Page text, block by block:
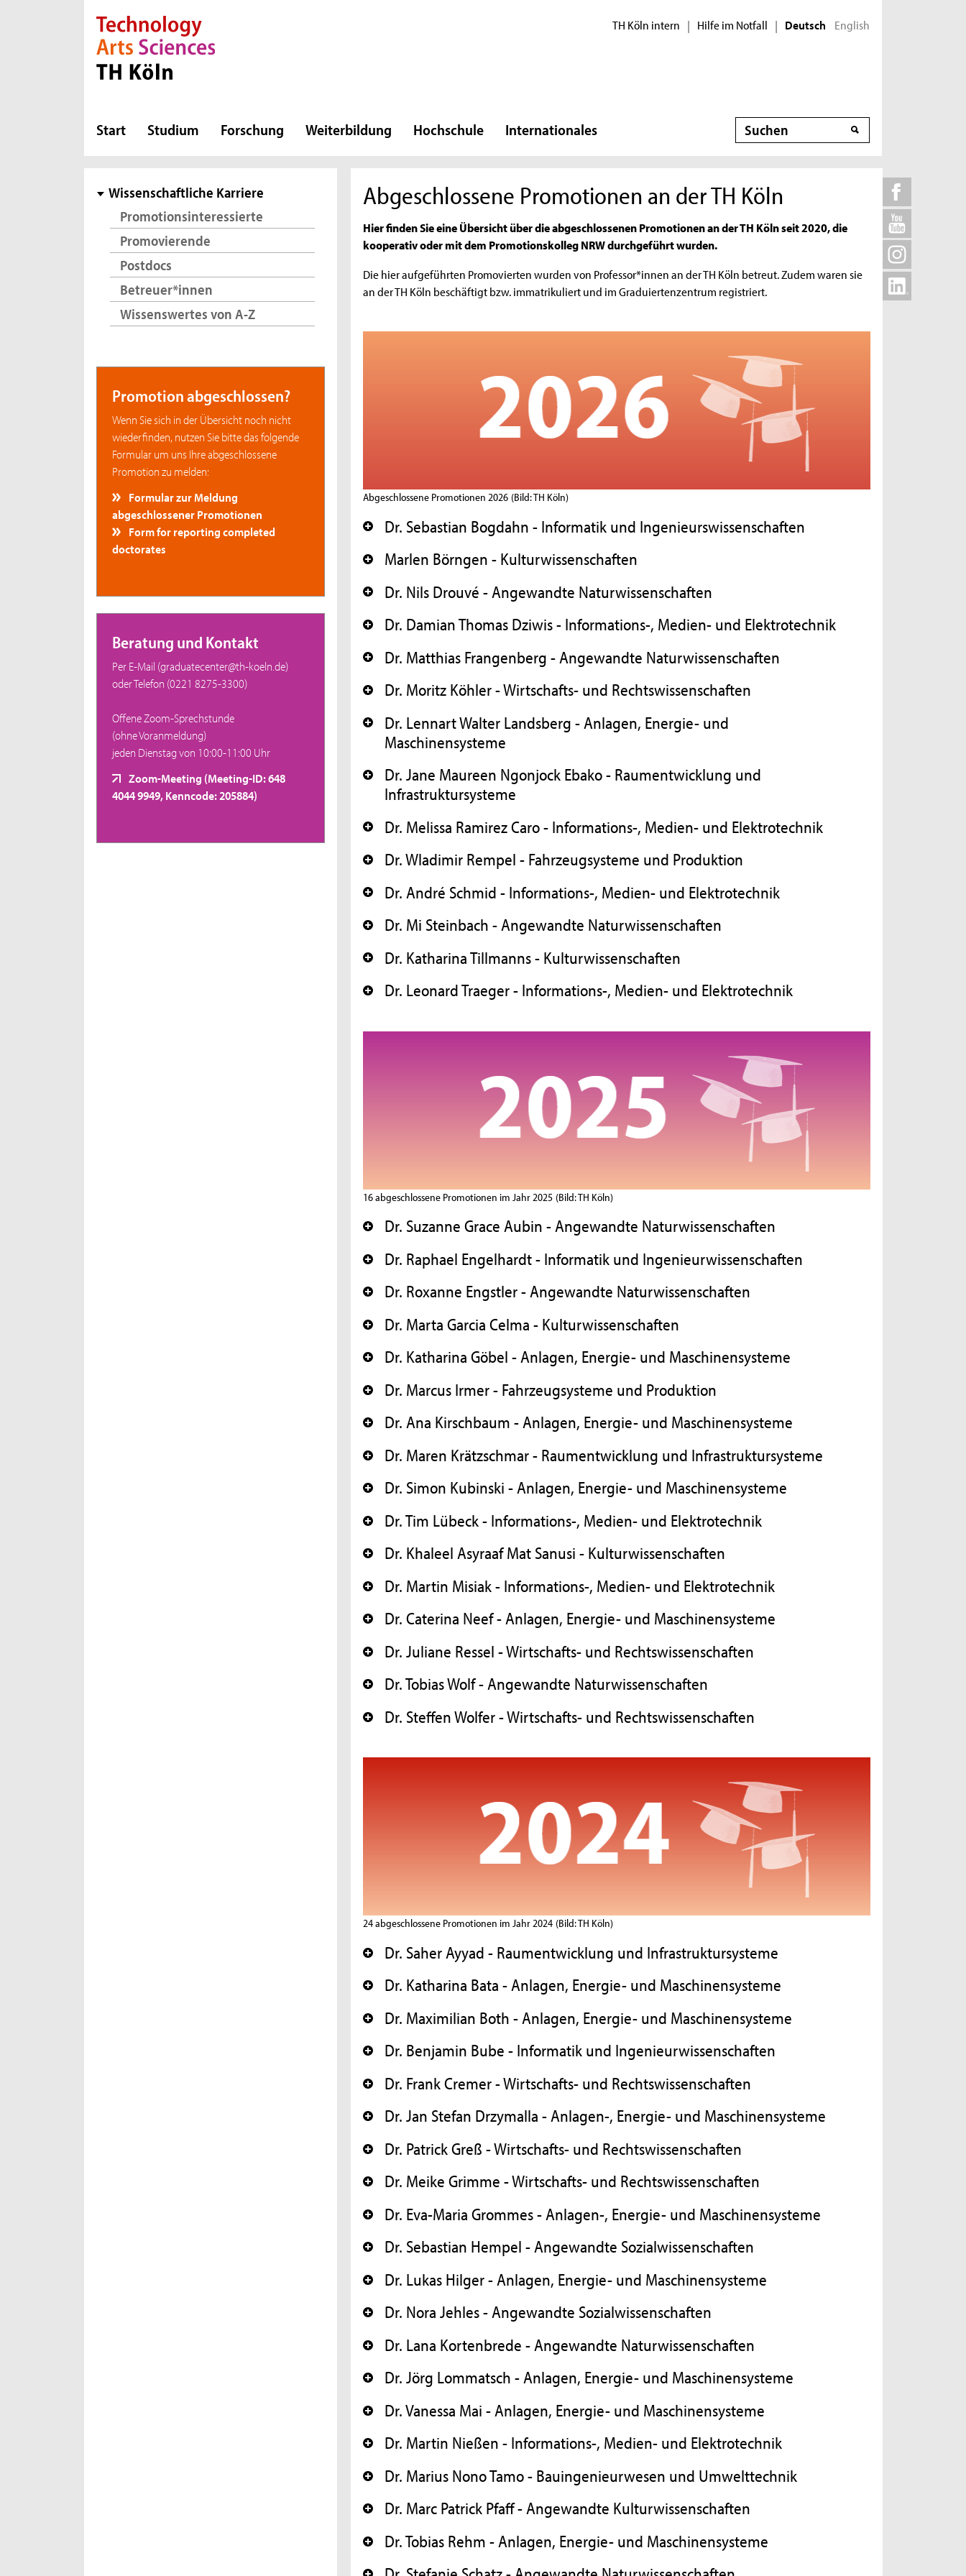
Direkt zur Hauptnavigation
Direkt zur Subnavigation
Direkt zum Inhalt
Direkt zum Fußbereich TH Köln intern | Hilfe im Notfall | Deutsch English
Start Studium Forschung Weiterbildung Hochschule Internationales Suche
Subnavigation
Wissenschaftliche Karriere
Promotionsinteressierte
Promovierende
Postdocs
Betreuer*innen
Wissenswertes von A-Z
Promotion abgeschlossen?
Wenn Sie sich in der Übersicht noch nicht
wiederfinden, nutzen Sie bitte das folgende
Formular um uns Ihre abgeschlossene
Promotion zu melden:
Formular zur Meldung
abgeschlossener Promotionen
Form for reporting completed
doctorates
Beratung und Kontakt
Per E-Mail (graduatecenter@th-koeln.de)
oder Telefon (0221 8275-3300)
Offene Zoom-Sprechstunde
(ohne Voranmeldung)
jeden Dienstag von 10:00-11:00 Uhr
Zoom-Meeting (Meeting-ID: 648
4044 9949, Kenncode: 205884)
Abgeschlossene Promotionen an der TH Köln
Hier finden Sie eine Übersicht über die abgeschlossenen Promotionen an der TH Köln seit 2020, die
kooperativ oder mit dem Promotionskolleg NRW durchgeführt wurden.
Die hier aufgeführten Promovierten wurden von Professor*innen an der TH Köln betreut. Zudem waren sie
an der TH Köln beschäftigt bzw. immatrikuliert und im Graduiertenzentrum registriert.
Abgeschlossene Promotionen 2026 (Bild: TH Köln)
+
Dr. Sebastian Bogdahn - Informatik und Ingenieurswissenschaften
+
Marlen Börngen - Kulturwissenschaften
+
Dr. Nils Drouvé - Angewandte Naturwissenschaften
+
Dr. Damian Thomas Dziwis - Informations-, Medien- und Elektrotechnik
+
Dr. Matthias Frangenberg - Angewandte Naturwissenschaften
+
Dr. Moritz Köhler - Wirtschafts- und Rechtswissenschaften
+
Dr. Lennart Walter Landsberg - Anlagen, Energie- und
Maschinensysteme
+
Dr. Jane Maureen Ngonjock Ebako - Raumentwicklung und
Infrastruktursysteme
+
Dr. Melissa Ramirez Caro - Informations-, Medien- und Elektrotechnik
+
Dr. Wladimir Rempel - Fahrzeugsysteme und Produktion
+
Dr. André Schmid - Informations-, Medien- und Elektrotechnik
+
Dr. Mi Steinbach - Angewandte Naturwissenschaften
+
Dr. Katharina Tillmanns - Kulturwissenschaften
+
Dr. Leonard Traeger - Informations-, Medien- und Elektrotechnik
16 abgeschlossene Promotionen im Jahr 2025 (Bild: TH Köln)
+
Dr. Suzanne Grace Aubin - Angewandte Naturwissenschaften
+
Dr. Raphael Engelhardt - Informatik und Ingenieurwissenschaften
+
Dr. Roxanne Engstler - Angewandte Naturwissenschaften
+
Dr. Marta Garcia Celma - Kulturwissenschaften
+
Dr. Katharina Göbel - Anlagen, Energie- und Maschinensysteme
+
Dr. Marcus Irmer - Fahrzeugsysteme und Produktion
+
Dr. Ana Kirschbaum - Anlagen, Energie- und Maschinensysteme
+
Dr. Maren Krätzschmar - Raumentwicklung und Infrastruktursysteme
+
Dr. Simon Kubinski - Anlagen, Energie- und Maschinensysteme
+
Dr. Tim Lübeck - Informations-, Medien- und Elektrotechnik
+
Dr. Khaleel Asyraaf Mat Sanusi - Kulturwissenschaften
+
Dr. Martin Misiak - Informations-, Medien- und Elektrotechnik
+
Dr. Caterina Neef - Anlagen, Energie- und Maschinensysteme
+
Dr. Juliane Ressel - Wirtschafts- und Rechtswissenschaften
+
Dr. Tobias Wolf - Angewandte Naturwissenschaften
+
Dr. Steffen Wolfer - Wirtschafts- und Rechtswissenschaften
24 abgeschlossene Promotionen im Jahr 2024 (Bild: TH Köln)
+
Dr. Saher Ayyad - Raumentwicklung und Infrastruktursysteme
+
Dr. Katharina Bata - Anlagen, Energie- und Maschinensysteme
+
Dr. Maximilian Both - Anlagen, Energie- und Maschinensysteme
+
Dr. Benjamin Bube - Informatik und Ingenieurwissenschaften
+
Dr. Frank Cremer - Wirtschafts- und Rechtswissenschaften
+
Dr. Jan Stefan Drzymalla - Anlagen-, Energie- und Maschinensysteme
+
Dr. Patrick Greß - Wirtschafts- und Rechtswissenschaften
+
Dr. Meike Grimme - Wirtschafts- und Rechtswissenschaften
+
Dr. Eva-Maria Grommes - Anlagen-, Energie- und Maschinensysteme
+
Dr. Sebastian Hempel - Angewandte Sozialwissenschaften
+
Dr. Lukas Hilger - Anlagen, Energie- und Maschinensysteme
+
Dr. Nora Jehles - Angewandte Sozialwissenschaften
+
Dr. Lana Kortenbrede - Angewandte Naturwissenschaften
+
Dr. Jörg Lommatsch - Anlagen, Energie- und Maschinensysteme
+
Dr. Vanessa Mai - Anlagen, Energie- und Maschinensysteme
+
Dr. Martin Nießen - Informations-, Medien- und Elektrotechnik
+
Dr. Marius Nono Tamo - Bauingenieurwesen und Umwelttechnik
+
Dr. Marc Patrick Pfaff - Angewandte Kulturwissenschaften
+
Dr. Tobias Rehm - Anlagen, Energie- und Maschinensysteme